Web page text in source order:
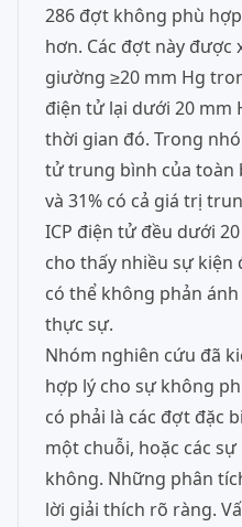
286 đợt không phù
hơn. Các đợt này được
giường ≥20 mm Hg
điện tử lại dưới 20 mm
thời gian đó. Trong
tử trung bình của toàn
và 31% có cả giá trị
ICP điện tử đều dưới
cho thấy nhiều sự
có thể không phản
thực sự.
Nhóm nghiên cứu đã
hợp lý cho sự không
có phải là các đợt đặc
một chuỗi, hoặc các
không. Những phân
lời giải thích rõ ràng.